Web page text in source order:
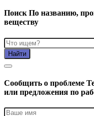
Поиск По названию,
веществу
Найти
Cообщить о проблеме
или предложения по